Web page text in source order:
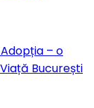
– o
București